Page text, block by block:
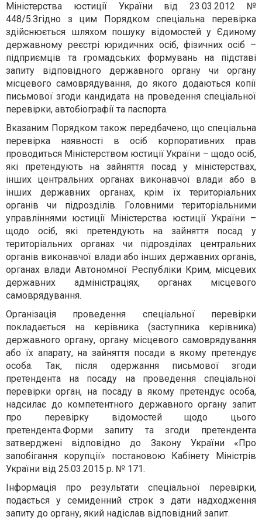
Міністерства юстиції України від 23.03.2012 №
448/5.Згідно з цим Порядком спеціальна перевірка
здійснюється шляхом пошуку відомостей у Єдиному
державному реєстрі юридичних осіб, фізичних осіб –
підприємців та громадських формувань на підставі
запиту відповідного державного органу чи органу
місцевого самоврядування, до якого додаються копії
письмової згоди кандидата на проведення спеціальної
перевірки, автобіографії та паспорта.
Вказаним Порядком також передбачено, що спеціальна
перевірка наявності в осіб корпоративних прав
проводиться Міністерством юстиції України – щодо осіб,
які претендують на зайняття посад у міністерствах,
інших центральних органах виконавчої влади або в
інших державних органах, крім їх територіальних
органів чи підрозділів. Головними територіальними
управліннями юстиції Міністерства юстиції України –
щодо осіб, які претендують на зайняття посад у
територіальних органах чи підрозділах центральних
органів виконавчої влади або інших державних органів,
органах влади Автономної Республіки Крим, місцевих
державних адміністраціях, органах місцевого
самоврядування.
Організація проведення спеціальної перевірки
покладається на керівника (заступника керівника)
державного органу, органу місцевого самоврядування
або їх апарату, на зайняття посади в якому претендує
особа.Так, після одержання письмової згоди
претендента на посаду на проведення спеціальної
перевірки орган, на посаду в якому претендує особа,
надсилає до компетентного державного органу запит
про перевірку відомостей щодо цього
претендента.Форми запиту та згоди претендента
затверджені відповідно до Закону України «Про
запобігання корупції» постановою Кабінету Міністрів
України від 25.03.2015 р. № 171.
Інформація про результати спеціальної перевірки,
подається у семиденний строк з дати надходження
запиту до органу, який надіслав відповідний запит.